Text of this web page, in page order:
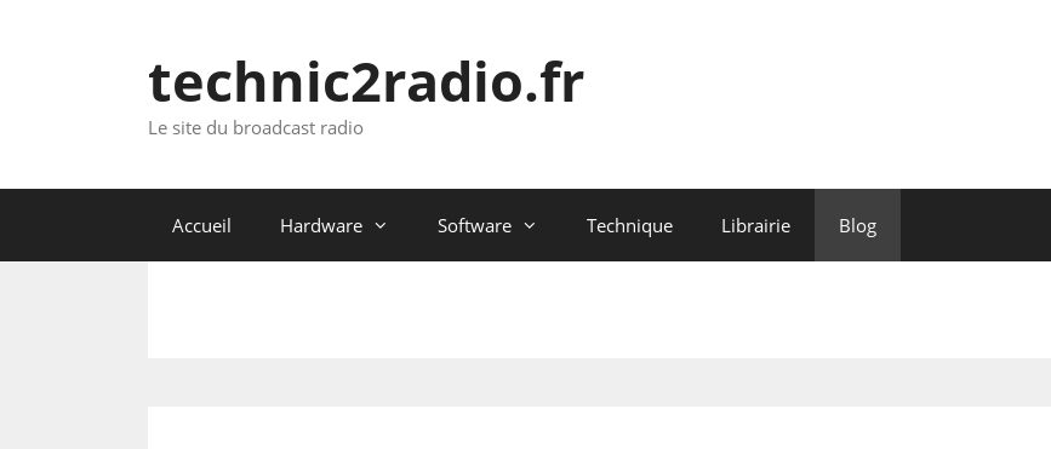
technic2radio.fr
Le site du broadcast radio
Accueil Hardware Software Technique Librairie Blog